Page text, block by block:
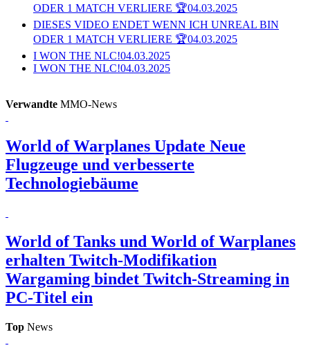
ODER 1 MATCH VERLIERE 🏆04.03.2025
DIESES VIDEO ENDET WENN ICH UNREAL BIN
ODER 1 MATCH VERLIERE 🏆04.03.2025
I WON THE NLC!04.03.2025
I WON THE NLC!04.03.2025
Verwandte MMO-News
World of Warplanes Update Neue
Flugzeuge und verbesserte
Technologiebäume
World of Tanks und World of Warplanes
erhalten Twitch-Modifikation
Wargaming bindet Twitch-Streaming in
PC-Titel ein
Top News